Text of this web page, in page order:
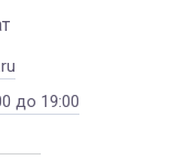
до 19:00